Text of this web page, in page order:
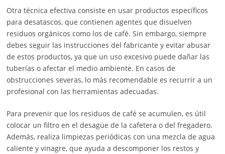
Otra técnica efectiva consiste en usar productos específicos
para desatascos, que contienen agentes que disuelven
residuos orgánicos como los de café. Sin embargo, siempre
debes seguir las instrucciones del fabricante y evitar abusar
de estos productos, ya que un uso excesivo puede dañar las
tuberías o afectar el medio ambiente. En casos de
obstrucciones severas, lo más recomendable es recurrir a un
profesional con las herramientas adecuadas.
Para prevenir que los residuos de café se acumulen, es útil
colocar un filtro en el desagüe de la cafetera o del fregadero.
Además, realiza limpiezas periódicas con una mezcla de agua
caliente y vinagre, que ayuda a descomponer los restos y